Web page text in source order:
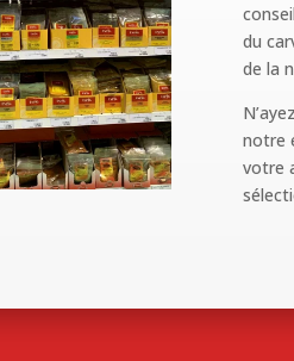
du
de la
notre
votre